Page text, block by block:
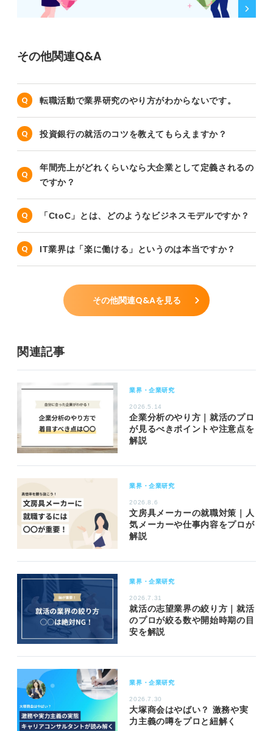
その他関連Q&A
転職活動で業界研究のやり方がわからないです。
投資銀行の就活のコツを教えてもらえますか？
年間売上がどれくらいなら大企業として定義されるの
ですか？
「CtoC」とは、どのようなビジネスモデルですか？
IT業界は「楽に働ける」というのは本当ですか？
その他関連Q&Aを見る
関連記事
業界・企業研究
2026.5.14
企業分析のやり方｜就活のプロ
が見るべきポイントや注意点を
解説
業界・企業研究
2026.8.6
文房具メーカーの就職対策｜人
気メーカーや仕事内容をプロが
解説
業界・企業研究
2026.7.31
就活の志望業界の絞り方｜就活
のプロが絞る数や開始時期の目
安を解説
業界・企業研究
2026.7.30
大塚商会はやばい？ 激務や実
力主義の噂をプロと紐解く